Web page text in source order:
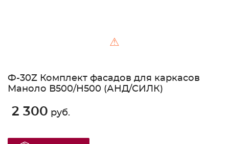
⚠
Ф-30Z Комплект фасадов для каркасов
Маноло В500/Н500 (АНД/СИЛК)
2 300 руб.